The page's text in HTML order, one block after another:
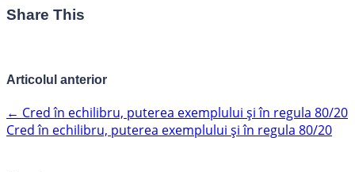
Share This
Articolul anterior
← Cred în echilibru, puterea exemplului și în regula 80/20
Cred în echilibru, puterea exemplului și în regula 80/20